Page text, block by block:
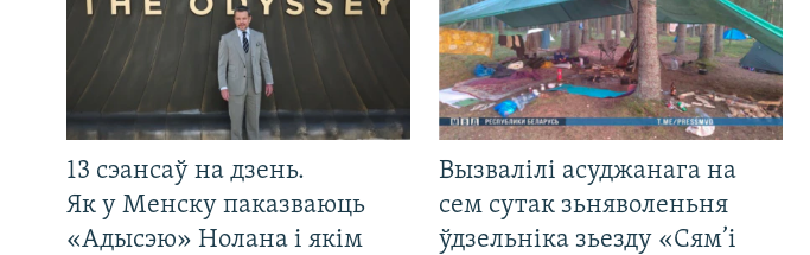
13 сэансаў на дзень.
Як у Менску паказваюць
«Адысэю» Нолана і якім
Вызвалілі асуджанага на
сем сутак зьняволеньня
ўдзельніка зьезду «Сям’і